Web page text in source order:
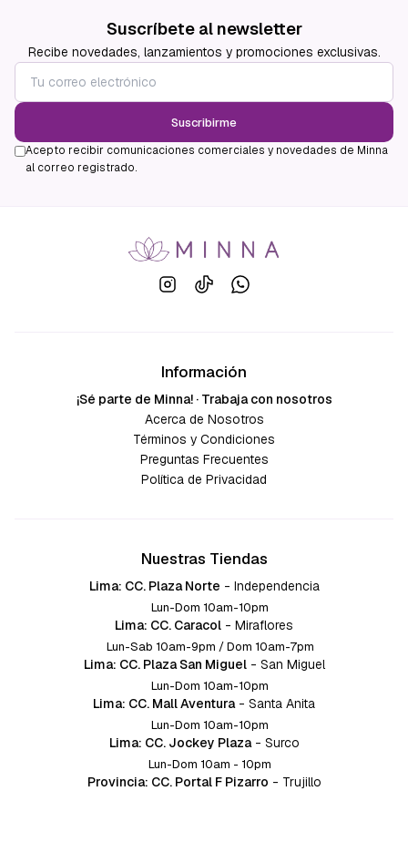
Suscríbete al newsletter
Recibe novedades, lanzamientos y promociones exclusivas.
Suscribirme
Acepto recibir comunicaciones comerciales y novedades de Minna
al correo registrado.
Información
¡Sé parte de Minna! · Trabaja con nosotros
Acerca de Nosotros
Términos y Condiciones
Preguntas Frecuentes
Política de Privacidad
Nuestras Tiendas
Lima: CC. Plaza Norte - Independencia
Lun-Dom 10am-10pm
Lima: CC. Caracol - Miraflores
Lun-Sab 10am-9pm / Dom 10am-7pm
Lima: CC. Plaza San Miguel - San Miguel
Lun-Dom 10am-10pm
Lima: CC. Mall Aventura - Santa Anita
Lun-Dom 10am-10pm
Lima: CC. Jockey Plaza - Surco
Lun-Dom 10am - 10pm
Provincia: CC. Portal F Pizarro - Trujillo